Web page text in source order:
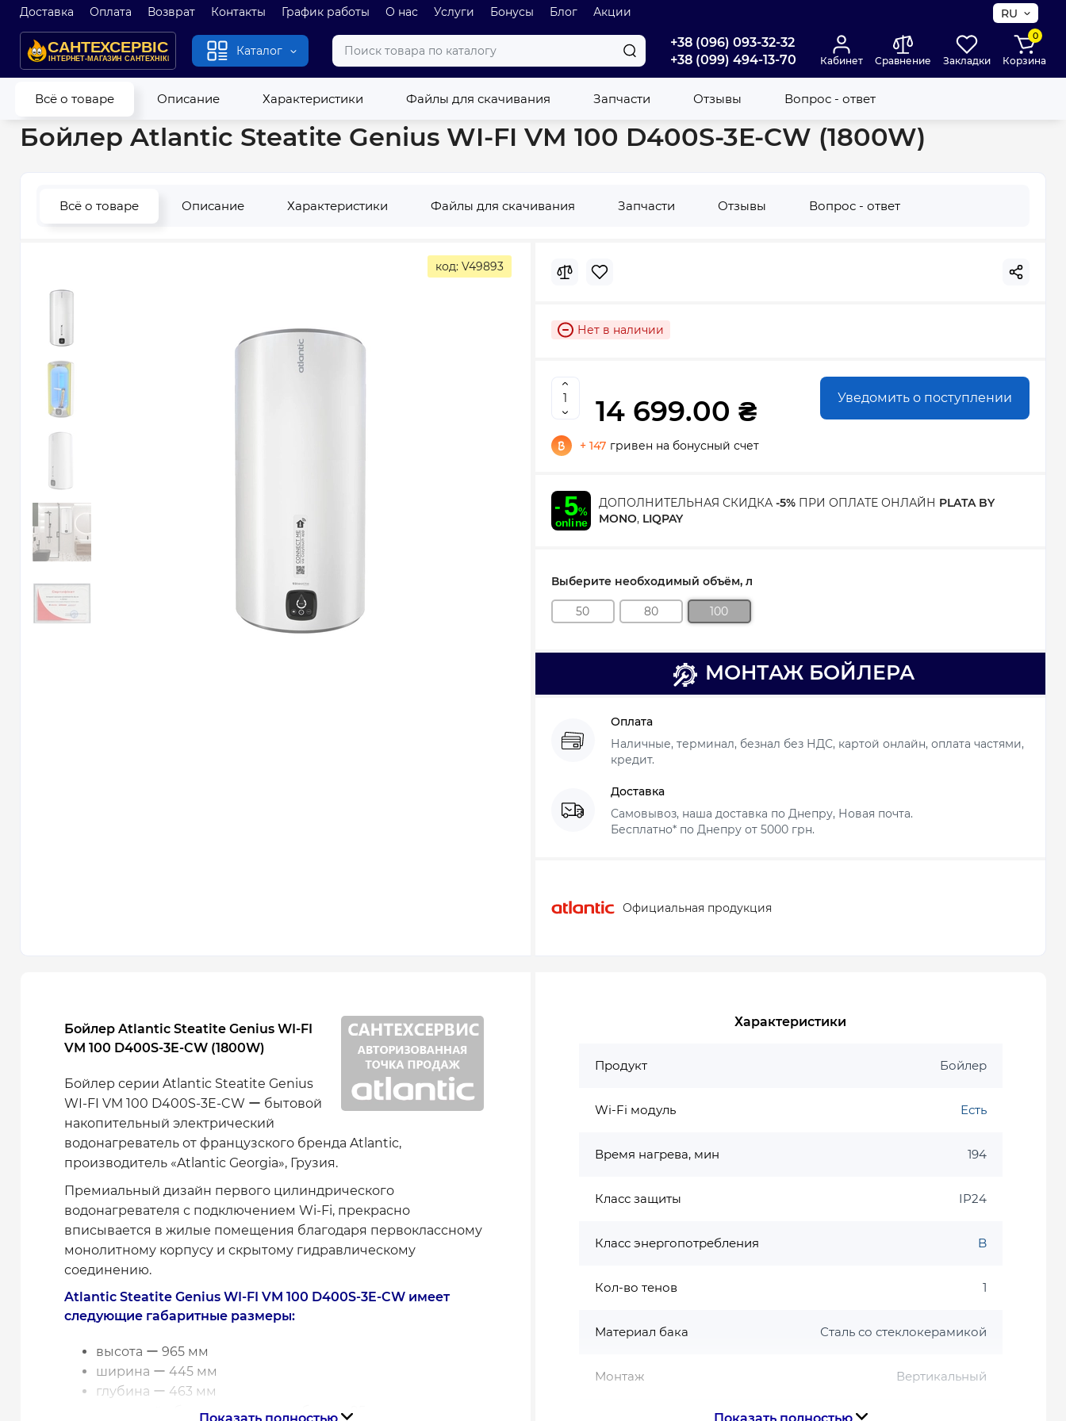
Доставка Оплата Возврат Контакты График работы О нас Услуги Бонусы Блог Акции RU
Каталог
+38 (096) 093-32-32
+38 (099) 494-13-70
Кабинет Сравнение Закладки
0
Корзина
Всё о товаре Описание Характеристики Файлы для скачивания Запчасти Отзывы Вопрос - ответ
Главная Водонагреватели Бойлеры Бойлер Atlantic Steatite Genius WI-FI VM 100 D400S-3E-CW (1800W)
Бойлер Atlantic Steatite Genius WI-FI VM 100 D400S-3E-CW (1800W)
Всё о товаре Описание Характеристики Файлы для скачивания Запчасти Отзывы Вопрос - ответ
код: V49893
Нет в наличии
14 699.00 ₴ Уведомить о поступлении
+ 147 гривен на бонусный счет
ДОПОЛНИТЕЛЬНАЯ СКИДКА -5%ПРИ ОПЛАТЕ ОНЛАЙН PLATA BY
MONO, LIQPAY
Выберите необходимый объём, л
50 80 100
МОНТАЖ БОЙЛЕРА
Оплата
Наличные, терминал, безнал без НДС, картой онлайн, оплата частями,
кредит.
Доставка
Самовывоз, наша доставка по Днепру, Новая почта.
Бесплатно* по Днепру от 5000 грн.
Официальная продукция
Бойлер Atlantic Steatite Genius WI-FI
VM 100 D400S-3E-CW (1800W)
Бойлер серии Atlantic Steatite Genius
WI-FI VM 100 D400S-3E-CW ー бытовой
накопительный электрический
водонагреватель от французского бренда Atlantic,
производитель «Atlantic Georgia», Грузия.
Премиальный дизайн первого цилиндрического
водонагревателя с подключением Wi-Fi, прекрасно
вписывается в жилые помещения благодаря первоклассному
монолитному корпусу и скрытому гидравлическому
соединению.
Atlantic Steatite Genius WI-FI VM 100 D400S-3E-CW имеет
следующие габаритные размеры:
высота ー 965 мм
ширина ー 445 мм
глубина ー 463 мм
реальный объем внутреннего бака ー 95 л
Показать полностью
Характеристики
Продукт Бойлер
Wi-Fi модуль Есть
Время нагрева, мин 194
Класс защиты IP24
Класс энергопотребления B
Кол-во тенов 1
Материал бака Сталь со стеклокерамикой
Монтаж Вертикальный
Показать полностью